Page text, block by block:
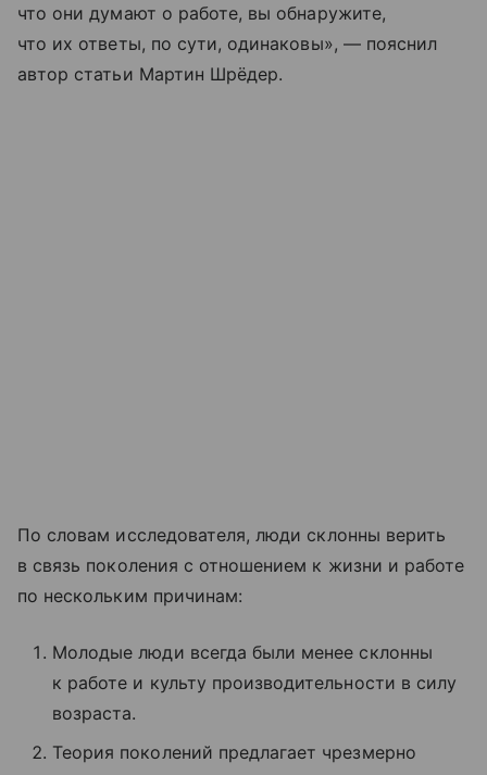
что они думают о работе, вы обнаружите,
что их ответы, по сути, одинаковы», — пояснил
автор статьи Мартин Шрёдер.
По словам исследователя, люди склонны верить
в связь поколения с отношением к жизни и работе
по нескольким причинам:
Молодые люди всегда были менее склонны
к работе и культу производительности в силу
возраста.
Теория поколений предлагает чрезмерно